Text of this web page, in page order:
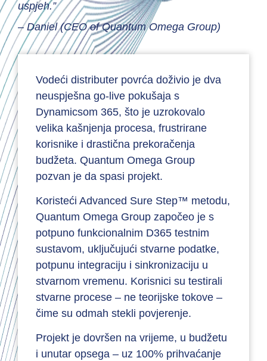
uspjeh.”
– Daniel (CEO of Quantum Omega Group)
Vodeći distributer povrća doživio je dva
neuspješna go-live pokušaja s
Dynamicsom 365, što je uzrokovalo
velika kašnjenja procesa, frustrirane
korisnike i drastična prekoračenja
budžeta. Quantum Omega Group
pozvan je da spasi projekt.
Koristeći Advanced Sure Step™ metodu,
Quantum Omega Group započeo je s
potpuno funkcionalnim D365 testnim
sustavom, uključujući stvarne podatke,
potpunu integraciju i sinkronizaciju u
stvarnom vremenu. Korisnici su testirali
stvarne procese – ne teorijske tokove –
čime su odmah stekli povjerenje.
Projekt je dovršen na vrijeme, u budžetu
i unutar opsega – uz 100% prihvaćanje